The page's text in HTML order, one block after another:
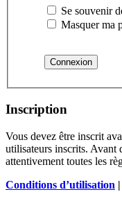
Se souvenir
Masquer ma
Inscription
Vous devez être inscrit
utilisateurs inscrits. Avant
attentivement toutes les
Conditions d’utilisation |